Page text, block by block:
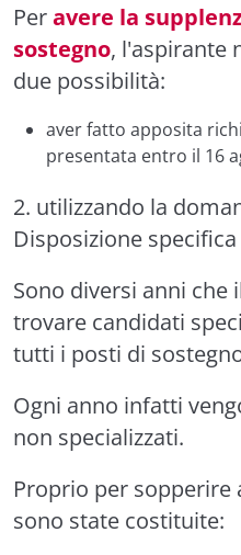
Peravere la
sostegno, l'aspirante
due possibilità:
aver fatto apposita
presentata entro il 16
2. utilizzando la
Disposizione
Sono diversi anni che
trovare candidati
tutti i posti di
Ogni anno infatti
non specializzati.
Proprio per sopperire
sono state costituite: